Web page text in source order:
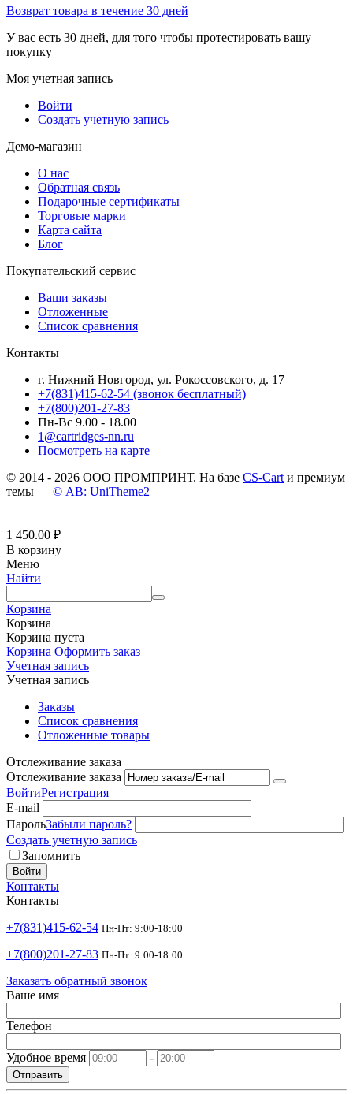
Возврат товара в течение 30 дней
У вас есть 30 дней, для того чтобы протестировать вашу
покупку
Моя учетная запись
Войти
Создать учетную запись
Демо-магазин
О нас
Обратная связь
Подарочные сертификаты
Торговые марки
Карта сайта
Блог
Покупательский сервис
Ваши заказы
Отложенные
Список сравнения
Контакты
г. Нижний Новгород, ул. Рокоссовского, д. 17
+7(831)415-62-54 (звонок бесплатный)
+7(800)201-27-83
Пн-Вс 9.00 - 18.00
1@cartridges-nn.ru
Посмотреть на карте
© 2014 - 2026 ООО ПРОМПРИНТ. На базе CS-Cart и премиум
темы — © AB: UniTheme2
1 450.00 ₽
В корзину
Меню
Найти
Корзина
Корзина
Корзина пуста
Корзина Оформить заказ
Учетная запись
Учетная запись
Заказы
Список сравнения
Отложенные товары
Отслеживание заказа
Отслеживание заказа
ВойтиРегистрация
E-mail
ПарольЗабыли пароль?
Создать учетную запись
Запомнить
Войти
Контакты
Контакты
+7(831)415-62-54 Пн-Пт: 9:00-18:00
+7(800)201-27-83 Пн-Пт: 9:00-18:00
Заказать обратный звонок
Ваше имя
Телефон
Удобное время -
Отправить